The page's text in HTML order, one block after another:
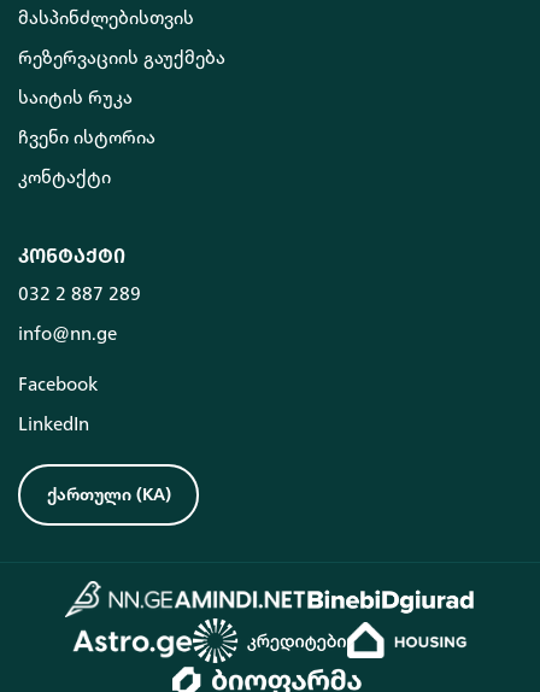
მასპინძლებისთვის
რეზერვაციის გაუქმება
საიტის რუკა
ჩვენი ისტორია
კონტაქტი
კონტაქტი
032 2 887 289
info@nn.ge
Facebook
LinkedIn
ქართული (KA)